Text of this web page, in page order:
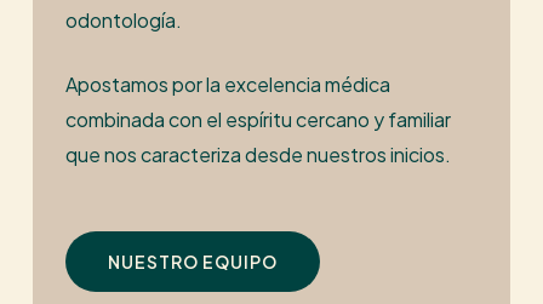
odontología.
Apostamos por la excelencia médica
combinada con el espíritu cercano y familiar
que nos caracteriza desde nuestros inicios.
NUESTRO EQUIPO